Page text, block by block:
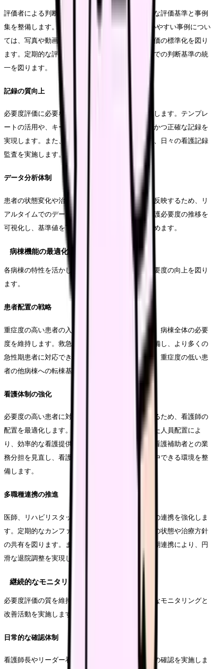
評価者による判断のばらつきを防ぐため、具体的な評価基準と事例
集を整備します。特にA項目、B項目の判断に迷いやすい事例につい
ては、写真や動画を用いた教育資料を作成し、評価の標準化を図り
ます。定期的な評価者研修を実施し、スタッフ間での判断基準の統
一を図ります。
記録の質向上
必要度評価に必要な看護記録の記載方法を標準化します。テンプレ
ートの活用や、キーワードの統一により、効率的かつ正確な記録を
実現します。また、記録の不備や漏れを防ぐため、日々の看護記録
監査を実施します。
データ分析体制
患者の状態変化や治療内容の変更を適時に評価に反映するため、リ
アルタイムでのデータ確認体制を構築します。看護必要度の推移を
可視化し、基準値を下回るリスクの早期発見に努めます。
病棟機能の最適化
各病棟の特性を活かした効率的な運営により、必要度の向上を図り
ます。
患者配置の戦略
重症度の高い患者の入院を適切にコントロールし、病棟全体の必要
度を維持します。救急入院患者の受入れ体制を整備し、より多くの
急性期患者に対応できる体制を構築します。また、重症度の低い患
者の他病棟への転棟基準を明確化します。
看護体制の強化
必要度の高い患者に対する看護ケアの質を確保するため、看護師の
配置を最適化します。経験年数や専門性を考慮した人員配置によ
り、効率的な看護提供体制を実現します。また、看護補助者との業
務分担を見直し、看護師が専門性の高い業務に集中できる環境を整
備します。
多職種連携の推進
医師、リハビリスタッフ、薬剤師など、多職種との連携を強化しま
す。定期的なカンファレンスの開催により、患者の状態や治療方針
の共有を図ります。また、退院支援チームとの早期連携により、円
滑な退院調整を実現します。
継続的なモニタリング体制
必要度評価の質を維持・向上させるため、継続的なモニタリングと
改善活動を実施します。
日常的な確認体制
看護師長やリーダー看護師による日々の評価内容の確認を実施しま